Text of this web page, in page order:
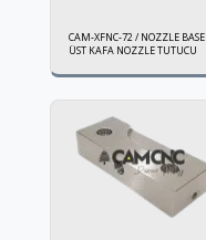
CAM-XFNC-72 / NOZZLE BASE
ÜST KAFA NOZZLE TUTUCU